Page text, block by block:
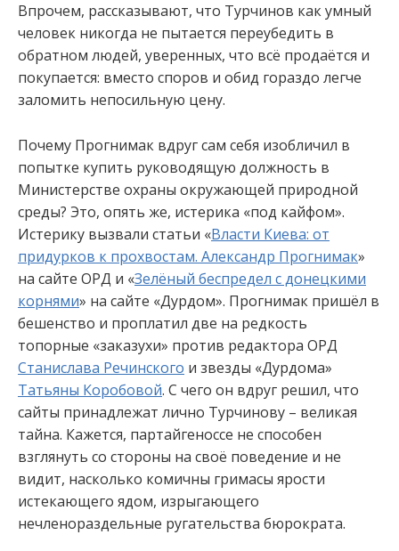
Впрочем, рассказывают, что Турчинов как умный
человек никогда не пытается переубедить в
обратном людей, уверенных, что всё продаётся и
покупается: вместо споров и обид гораздо легче
заломить непосильную цену.
Почему Прогнимак вдруг сам себя изобличил в
попытке купить руководящую должность в
Министерстве охраны окружающей природной
среды? Это, опять же, истерика «под кайфом».
Истерику вызвали статьи «Власти Киева: от
придурков к прохвостам. Александр Прогнимак»
на сайте ОРД и «Зелёный беспредел с донецкими
корнями» на сайте «Дурдом». Прогнимак пришёл в
бешенство и проплатил две на редкость
топорные «заказухи» против редактора ОРД
Станислава Речинского и звезды «Дурдома»
Татьяны Коробовой. С чего он вдруг решил, что
сайты принадлежат лично Турчинову – великая
тайна. Кажется, партайгеноссе не способен
взглянуть со стороны на своё поведение и не
видит, насколько комичны гримасы ярости
истекающего ядом, изрыгающего
нечленораздельные ругательства бюрократа.